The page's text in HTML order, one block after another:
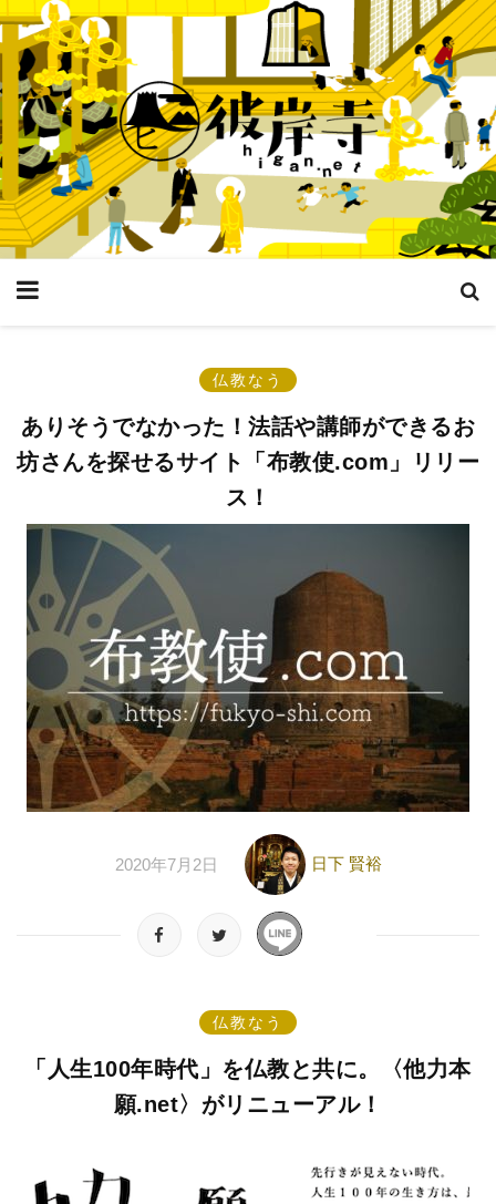
仏教なう
ありそうでなかった！法話や講師ができるお
坊さんを探せるサイト「布教使.com」リリー
ス！
2020年7月2日 日下 賢裕
仏教なう
「人生100年時代」を仏教と共に。〈他力本
願.net〉がリニューアル！